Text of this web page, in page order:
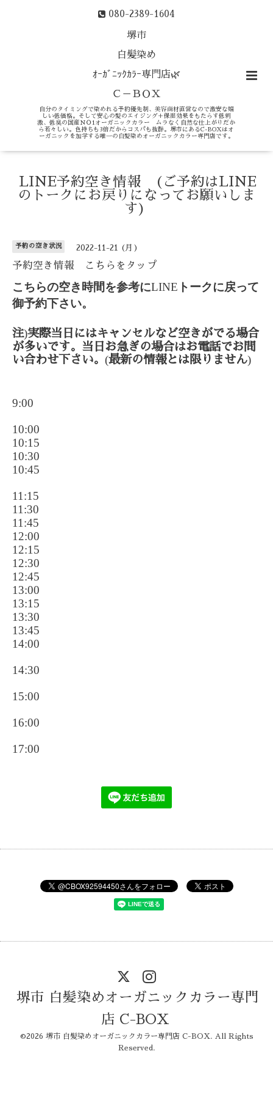
080-2389-1604
堺市
白髪染め
ｵｰｶﾞﾆｯｸｶﾗｰ専門店🌿
Ｃ－ＢＯＸ
自分のタイミングで染めれる予約優先制、美容商材直営なので激安な嬉
しい低価格。そして安心の髪のエイジング＋保湿効果をもたらす低刺
激、低臭の国産ＮＯ1オーガニックカラー ムラなく自然な仕上がりだか
ら若々しい。色持ちも3倍だからコスパも抜群。堺市にあるC-BOXはオ
ーガニックを加学する唯一の白髪染めオーガニックカラー専門店です。
LINE予約空き情報 (ご予約はLINE
のトークにお戻りになってお願いしま
す)
予約の空き状況 2022-11-21 (月)
予約空き情報 こちらをタップ
こちらの空き時間を参考にLINE トークに戻って
御予約下さい。
注)実際当日にはキャンセルなど空きがでる場合
が多いです。当日お急ぎの場合はお電話でお問
い合わせ下さい。 (最新の情報とは限りません)
9:00
10:00
10:15
10:30
10:45
11:15
11:30
11:45
12:00
12:15
12:30
12:45
13:00
13:15
13:30
13:45
14:00
14:30
15:00
16:00
17:00
堺市 白髪染めオーガニックカラー専門
店 C-BOX
©2026 堺市 白髪染めオーガニックカラー専門店 C-BOX. All Rights
Reserved.